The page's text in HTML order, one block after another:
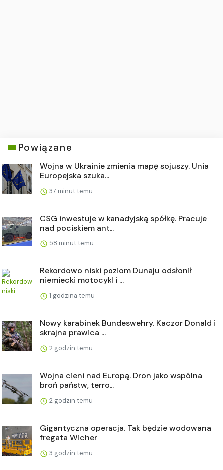
Powiązane
Wojna w Ukrainie zmienia mapę sojuszy. Unia
Europejska szuka...
37 minut temu
CSG inwestuje w kanadyjską spółkę. Pracuje
nad pociskiem ant...
58 minut temu
Rekordowo niski poziom Dunaju odsłonił
niemiecki motocykl i ...
1 godzina temu
Nowy karabinek Bundeswehry. Kaczor Donald i
skrajna prawica ...
2 godzin temu
Wojna cieni nad Europą. Dron jako wspólna
broń państw, terro...
2 godzin temu
Gigantyczna operacja. Tak będzie wodowana
fregata Wicher
3 godzin temu